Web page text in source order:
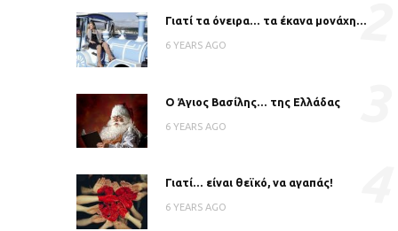
Γιατί τα όνειρα… τα έκανα μονάχη…
6 YEARS AGO 2
Ο Άγιος Βασίλης… της Ελλάδας
6 YEARS AGO
Γιατί… είναι θεϊκό, να αγαπάς!
6 YEARS AGO